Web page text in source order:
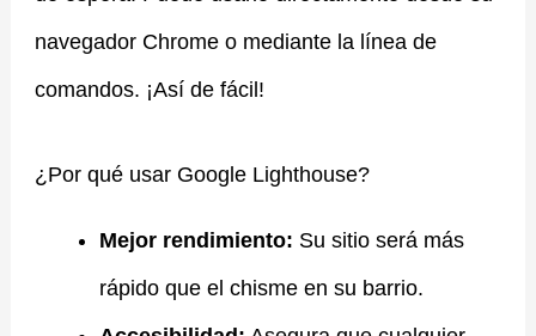
navegador Chrome o mediante la línea de
comandos. ¡Así de fácil!
¿Por qué usar Google Lighthouse?
Mejor rendimiento: Su sitio será más
rápido que el chisme en su barrio.